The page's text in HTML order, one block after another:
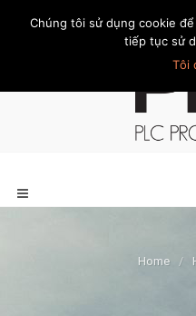
Trang chủ Giới thiệu Khách
Home /
Chúng tôi sử dụng cookie
tiếp tục sử
Tôi